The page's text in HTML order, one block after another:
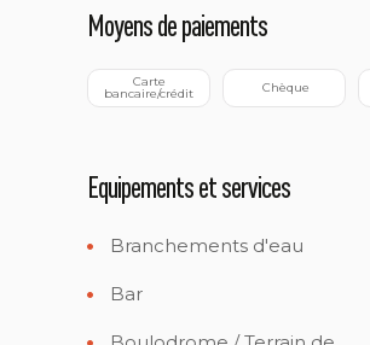
Moyens de paiements
bancaire/crédit Chèque
Equipements et services
Branchements d'eau
Bar